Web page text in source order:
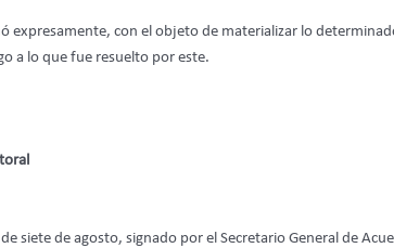
expresamente, con el objeto de materializar lo
a lo que fue resuelto por este.
siete de agosto, signado por el Secretario General de